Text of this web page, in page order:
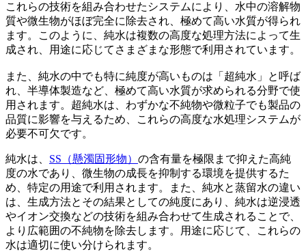
これらの技術を組み合わせたシステムにより、水中の溶解物
質や微生物がほぼ完全に除去され、極めて高い水質が得られ
ます。このように、純水は複数の高度な処理方法によって生
成され、用途に応じてさまざまな形態で利用されています。
また、純水の中でも特に純度が高いものは「超純水」と呼ば
れ、半導体製造など、極めて高い水質が求められる分野で使
用されます。超純水は、わずかな不純物や微粒子でも製品の
品質に影響を与えるため、これらの高度な水処理システムが
必要不可欠です。
純水は、 SS（懸濁固形物） の含有量を極限まで抑えた高純
度の水であり、微生物の成長を抑制する環境を提供するた
め、特定の用途で利用されます。また、純水と蒸留水の違い
は、生成方法とその結果としての純度にあり、純水は逆浸透
やイオン交換などの技術を組み合わせて生成されることで、
より広範囲の不純物を除去します。用途に応じて、これらの
水は適切に使い分けられます。